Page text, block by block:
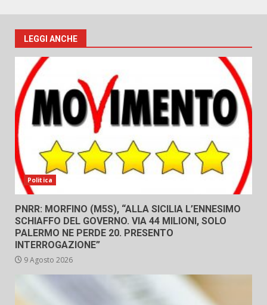
LEGGI ANCHE
Politica
PNRR: MORFINO (M5S), “ALLA SICILIA L’ENNESIMO
SCHIAFFO DEL GOVERNO. VIA 44 MILIONI, SOLO
PALERMO NE PERDE 20. PRESENTO
INTERROGAZIONE”
9 Agosto 2026